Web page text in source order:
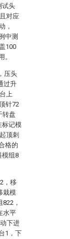
试头
对应
，
中测
100
。
压头
过升
上
针72
转盘
标记模
顶刺
格的
模组8
，移
栽模
，
水平
下进
1，下